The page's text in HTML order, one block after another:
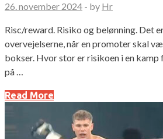
26. november 2024 - by Hr
Risc/reward. Risiko og belønning. Det
overvejelserne, når en promoter skal
bokser. Hvor stor er risikoen i en kamp
på …
Read More